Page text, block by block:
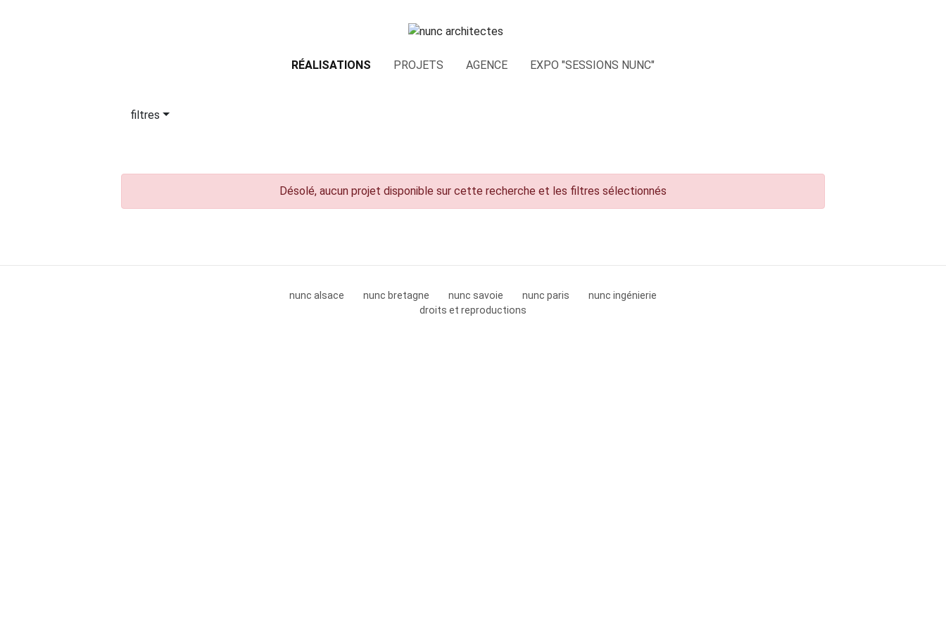
RÉALISATIONS PROJETS AGENCE EXPO "SESSIONS NUNC"
filtres
Désolé, aucun projet disponible sur cette recherche et les filtres sélectionnés
nunc alsace nunc bretagne nunc savoie nunc paris
nunc ingénierie
droits et reproductions